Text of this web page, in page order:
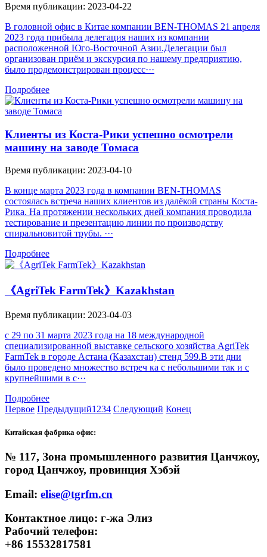
Время публикации: 2023-04-22
В головной офис в Китае компании BEN-THOMAS 21 апреля
2023 года прибыла делегация наших из компании
расположенной Юго-Восточной Азии.Делегации был
организован приём и экскурсия по нашему предприятию,
было продемонстрирован процесс···
Подробнее
Клиенты из Коста-Рики успешно осмотрели
машину на заводе Томаса
Время публикации: 2023-04-10
В конце марта 2023 года в компании BEN-THOMAS
состоялась встреча наших клиентов из далёкой страны Коста-
Рика. На протяжении нескольких дней компания проводила
тестирование и презентацию линии по производству
спиральновитой трубы. ···
Подробнее
《AgriTek FarmTek》Kazakhstan
Время публикации: 2023-04-03
с 29 по 31 марта 2023 года на 18 международной
специализированной выставке сельского хозяйства AgriTek
FarmTek в городе Астана (Казахстан) стенд 599.В эти дни
было проведено множество встреч ка с небольшими так и с
крупнейшими в с···
Подробнее
Первое Предыдущий1 234 Следующий Конец
Китайская фабрика офис:
№ 117, Зона промышленного развития Цанчжоу,
город Цанчжоу, провинция Хэбэй
Email: elise@tgrfm.cn
Контактное лицо: г-жа Элиз
Рабочий телефон:
+86 15532817581